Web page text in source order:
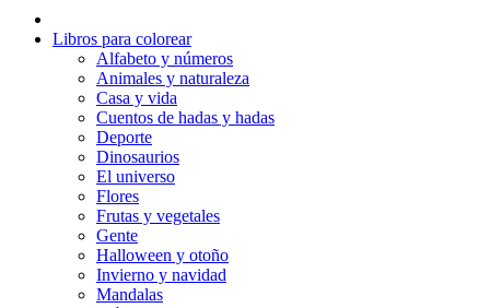
Libros para colorear
Alfabeto y números
Animales y naturaleza
Casa y vida
Cuentos de hadas y hadas
Deporte
Dinosaurios
El universo
Flores
Frutas y vegetales
Gente
Halloween y otoño
Invierno y navidad
Mandalas